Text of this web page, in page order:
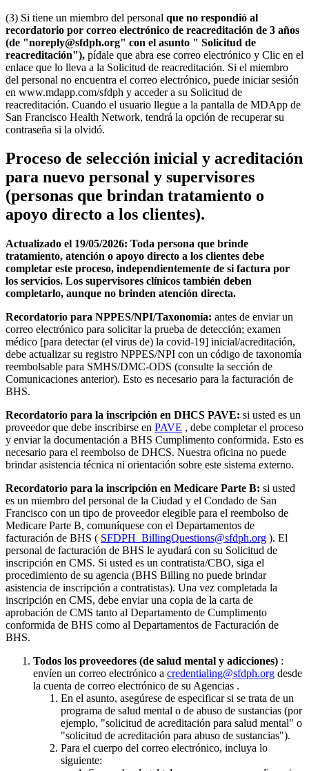
(3) Si tiene un miembro del personal que no respondió al
recordatorio por correo electrónico de reacreditación de 3 años
(de "noreply@sfdph.org" con el asunto " Solicitud de
reacreditación"), pídale que abra ese correo electrónico y Clic en el
enlace que lo lleva a la Solicitud de reacreditación. Si el miembro
del personal no encuentra el correo electrónico, puede iniciar sesión
en www.mdapp.com/sfdph y acceder a su Solicitud de
reacreditación. Cuando el usuario llegue a la pantalla de MDApp de
San Francisco Health Network, tendrá la opción de recuperar su
contraseña si la olvidó.
Proceso de selección inicial y acreditación
para nuevo personal y supervisores
(personas que brindan tratamiento o
apoyo directo a los clientes).
Actualizado el 19/05/2026: Toda persona que brinde
tratamiento, atención o apoyo directo a los clientes debe
completar este proceso, independientemente de si factura por
los servicios. Los supervisores clínicos también deben
completarlo, aunque no brinden atención directa.
Recordatorio para NPPES/NPI/Taxonomía: antes de enviar un
correo electrónico para solicitar la prueba de detección; examen
médico [para detectar (el virus de) la covid-19] inicial/acreditación,
debe actualizar su registro NPPES/NPI con un código de taxonomía
reembolsable para SMHS/DMC-ODS (consulte la sección de
Comunicaciones anterior). Esto es necesario para la facturación de
BHS.
Recordatorio para la inscripción en DHCS PAVE: si usted es un
proveedor que debe inscribirse en PAVE , debe completar el proceso
y enviar la documentación a BHS Cumplimento conformida. Esto es
necesario para el reembolso de DHCS. Nuestra oficina no puede
brindar asistencia técnica ni orientación sobre este sistema externo.
Recordatorio para la inscripción en Medicare Parte B: si usted
es un miembro del personal de la Ciudad y el Condado de San
Francisco con un tipo de proveedor elegible para el reembolso de
Medicare Parte B, comuníquese con el Departamentos de
facturación de BHS ( SFDPH_BillingQuestions@sfdph.org ). El
personal de facturación de BHS le ayudará con su Solicitud de
inscripción en CMS. Si usted es un contratista/CBO, siga el
procedimiento de su agencia (BHS Billing no puede brindar
asistencia de inscripción a contratistas). Una vez completada la
inscripción en CMS, debe enviar una copia de la carta de
aprobación de CMS tanto al Departamento de Cumplimento
conformida de BHS como al Departamentos de Facturación de
BHS.
Todos los proveedores (de salud mental y adicciones) :
envíen un correo electrónico a credentialing@sfdph.org desde
la cuenta de correo electrónico de su Agencias .
En el asunto, asegúrese de especificar si se trata de un
programa de salud mental o de abuso de sustancias (por
ejemplo, "solicitud de acreditación para salud mental" o
"solicitud de acreditación para abuso de sustancias").
Para el cuerpo del correo electrónico, incluya lo
siguiente: